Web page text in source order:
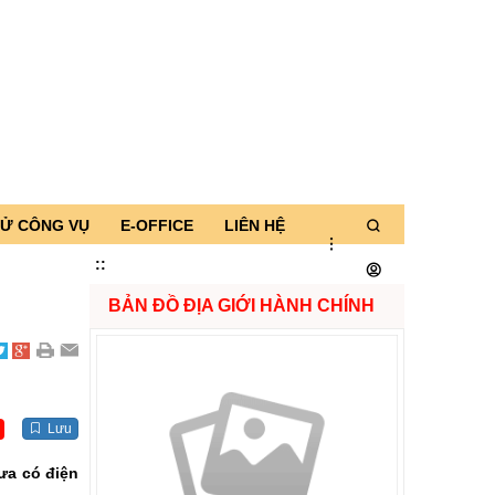
CÔNG VỤ E-OFFICE LIÊN HỆ
::
Lưu
có điện
BẢN ĐỒ ĐỊA GIỚI HÀNH CHÍNH